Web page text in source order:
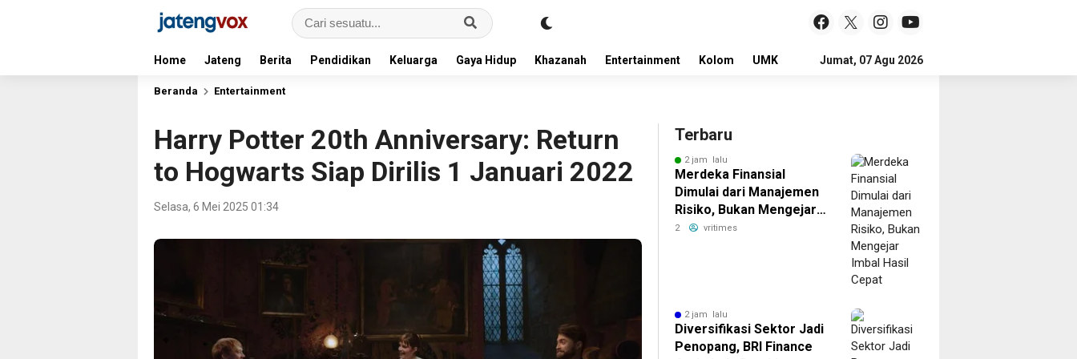
Home Jateng Berita Pendidikan Keluarga Gaya Hidup Khazanah Entertainment Kolom UMKM LOKER
Jumat, 07 Agu 2026
Beranda Entertainment
Harry Potter 20th Anniversary: Return
to Hogwarts Siap Dirilis 1 Januari 2022
Selasa, 6 Mei 2025 01:34
Terbaru
2 jam lalu
Merdeka Finansial
Dimulai dari Manajemen
Risiko, Bukan Mengejar
Imbal Hasil Cepat
2 vritimes
2 jam lalu
Diversifikasi Sektor Jadi
Penopang, BRI Finance